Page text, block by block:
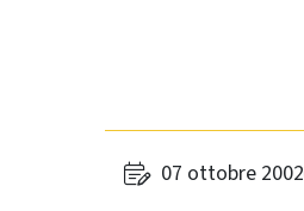
07 ottobre 2002